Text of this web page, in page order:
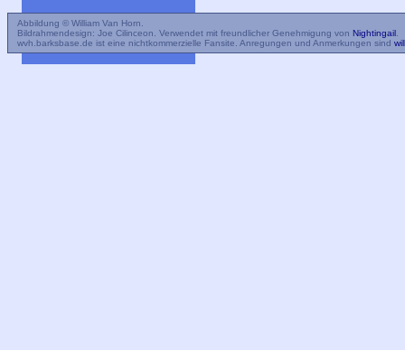
Abbildung © William Van Horn.
Bildrahmendesign: Joe Cilinceon. Verwendet mit freundlicher Genehmigung von Nightingail.
wvh.barksbase.de ist eine nichtkommerzielle Fansite. Anregungen und Anmerkungen sind